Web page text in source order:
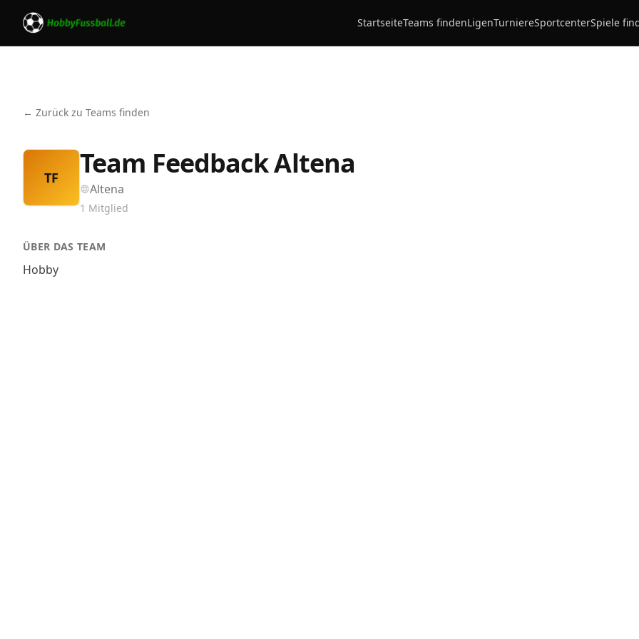
StartseiteTeams findenLigenTurniereSportcenterSpiele
← Zurück zu Teams finden
TF Team Feedback Altena
Altena
1 Mitglied
ÜBER DAS TEAM
Hobby